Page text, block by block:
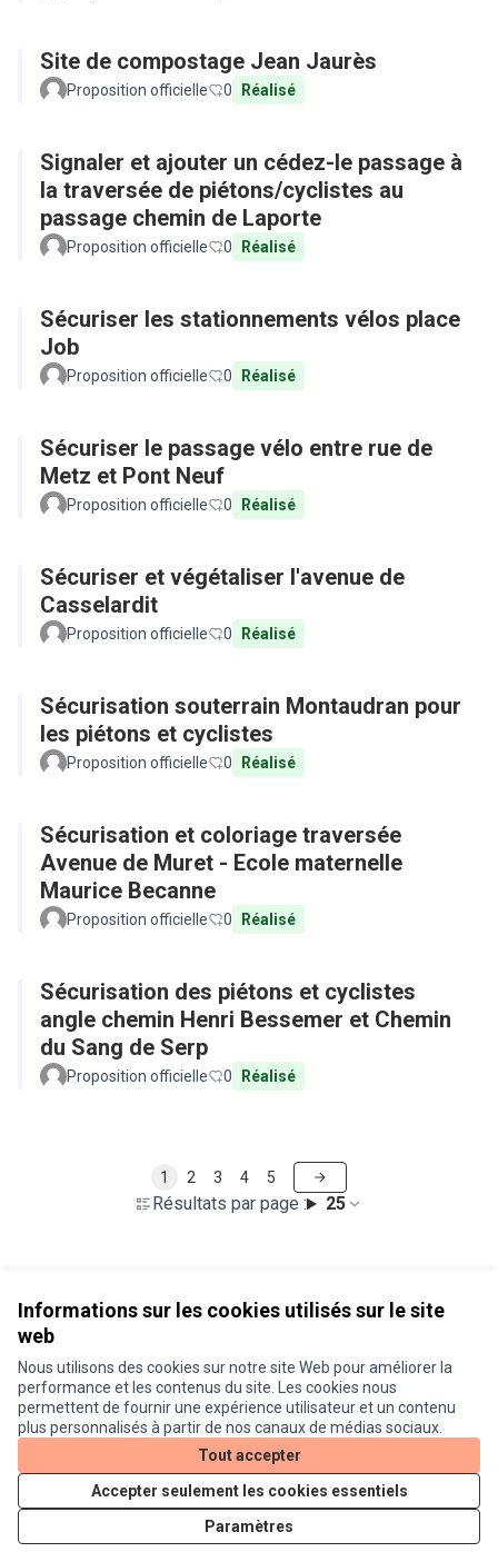
Informations sur les cookies utilisés sur le site
web
Nous utilisons des cookies sur notre site Web pour améliorer la
performance et les contenus du site. Les cookies nous
permettent de fournir une expérience utilisateur et un contenu
plus personnalisés à partir de nos canaux de médias sociaux.
Tout accepter
Accepter seulement les cookies essentiels
Paramètres
Site de compostage Jean Jaurès
Proposition officielle 0 Réalisé
Signaler et ajouter un cédez-le passage à
la traversée de piétons/cyclistes au
passage chemin de Laporte
Proposition officielle 0 Réalisé
Sécuriser les stationnements vélos place
Job
Proposition officielle 0 Réalisé
Sécuriser le passage vélo entre rue de
Metz et Pont Neuf
Proposition officielle 0 Réalisé
Sécuriser et végétaliser l'avenue de
Casselardit
Proposition officielle 0 Réalisé
Sécurisation souterrain Montaudran pour
les piétons et cyclistes
Proposition officielle 0 Réalisé
Sécurisation et coloriage traversée
Avenue de Muret - Ecole maternelle
Maurice Becanne
Proposition officielle 0 Réalisé
Sécurisation des piétons et cyclistes
angle chemin Henri Bessemer et Chemin
du Sang de Serp
Proposition officielle 0 Réalisé
Résultats par page : 25
1 2 3 4 5
Conditions d'utilisation
Paramètres des cookies
Je participe ! sur X
(Lien externe)
Je participe ! sur Facebook
Je participe ! sur Instagram
Site réalisé grâce aulogiciel libre Decidim .
Licence
(Lien